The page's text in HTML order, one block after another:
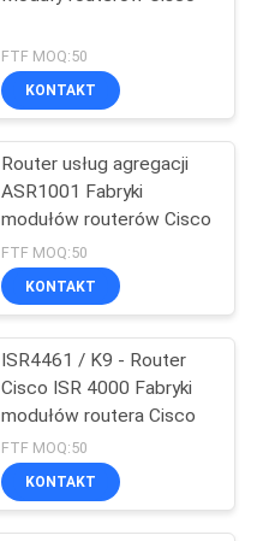
FTF MOQ:50
KONTAKT
Router usług agregacji
ASR1001 Fabryki
modułów routerów Cisco
FTF MOQ:50
KONTAKT
ISR4461 / K9 - Router
Cisco ISR 4000 Fabryki
modułów routera Cisco
FTF MOQ:50
KONTAKT